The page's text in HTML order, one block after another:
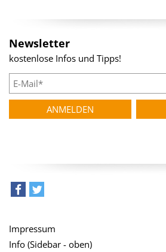
Newsletter
kostenlose Infos und Tipps!
Impressum
Info (Sidebar - oben)